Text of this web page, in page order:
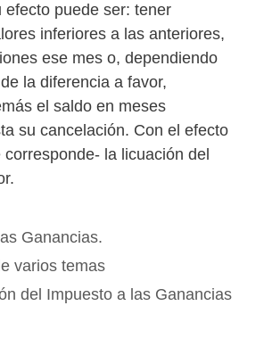
efecto puede ser: tener
inferiores a las anteriores,
ese mes o, dependiendo
la diferencia a favor,
el saldo en meses
su cancelación. Con el efecto
la licuación del
Ganancias.
varios temas
del Impuesto a las Ganancias